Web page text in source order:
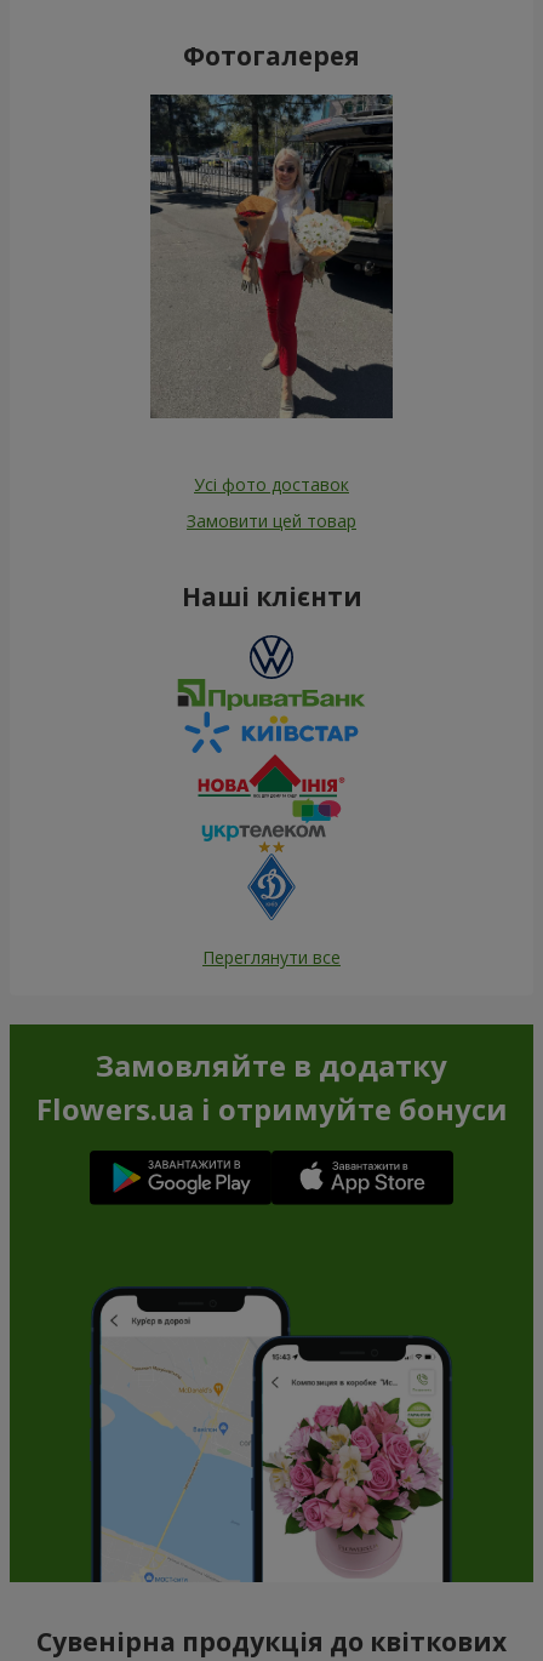
Фотогалерея
Усі фото доставок
Замовити цей товар
Наші клієнти
Переглянути все
Замовляйте в додатку
Flowers.ua і отримуйте бонуси
Сувенірна продукція до квіткових